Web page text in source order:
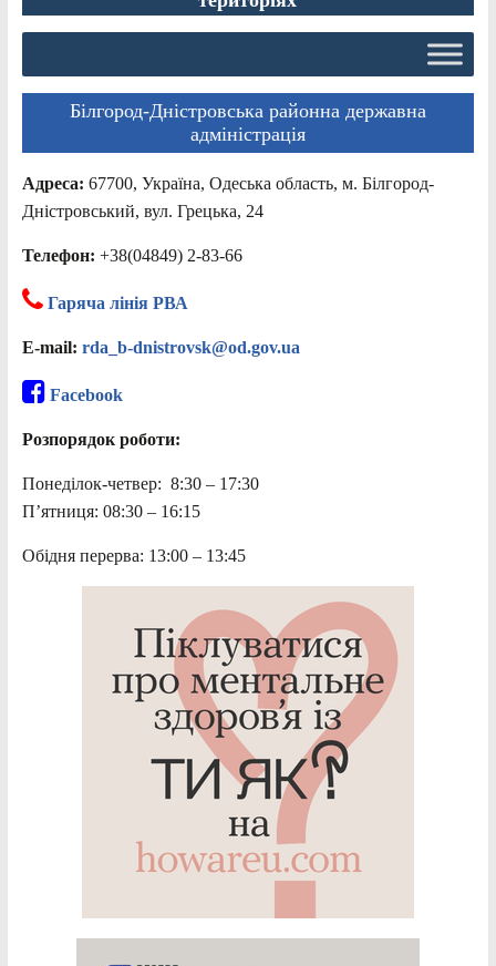
Білгород-Дністровська районна державна
адміністрація
Адреса: 67700, Україна, Одеська область, м. Білгород-
Дністровський, вул. Грецька, 24
Телефон: +38(04849) 2-83-66
Гаряча лінія РВА
E-mail: rda_b-dnistrovsk@od.gov.ua
Facebook
Розпорядок роботи:
Понеділок-четвер: 8:30 – 17:30
П’ятниця: 08:30 – 16:15
Обідня перерва: 13:00 – 13:45